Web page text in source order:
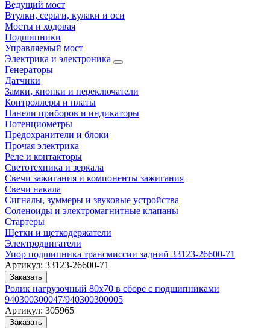
Ведущий мост
Втулки, серьги, кулаки и оси
Мосты и ходовая
Подшипники
Управляемый мост
Электрика и электроника
Генераторы
Датчики
Замки, кнопки и переключатели
Контроллеры и платы
Панели приборов и индикаторы
Потенциометры
Предохранители и блоки
Прочая электрика
Реле и контакторы
Светотехника и зеркала
Свечи зажигания и компоненты зажигания
Свечи накала
Сигналы, зуммеры и звуковые устройства
Соленоиды и электромагнитные клапаны
Стартеры
Щетки и щеткодержатели
Электродвигатели
Упор подшипника трансмиссии задний 33123-26600-71
Артикул: 33123-26600-71
Заказать
Ролик нагрузочный 80х70 в сборе с подшипниками
940300300047/940300300005
Артикул: 305965
Заказать